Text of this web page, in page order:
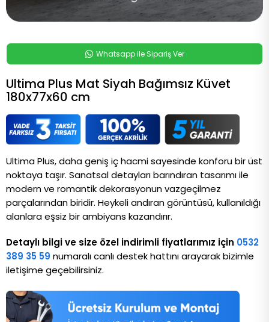
Whatsapp ile Sipariş Ver
Ultima Plus Mat Siyah Bağımsız Küvet
180x77x60 cm
Ultima Plus, daha geniş iç hacmi sayesinde konforu bir üst
noktaya taşır. Sanatsal detayları barındıran tasarımı ile
modern ve romantik dekorasyonun vazgeçilmez
parçalarından biridir. Heykeli andıran görüntüsü, kullanıldığı
alanlara eşsiz bir ambiyans kazandırır.
Detaylı bilgi ve size özel indirimli fiyatlarımız için 0532
389 35 59 numaralı canlı destek hattını arayarak bizimle
iletişime geçebilirsiniz.